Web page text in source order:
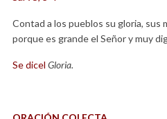
Contad a los pueblos su gloria, sus
porque es grande el Señor y muy
Se dicel Gloria.